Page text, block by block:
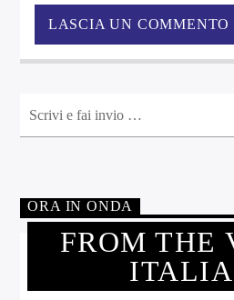
ORA IN ONDA
FROM THE